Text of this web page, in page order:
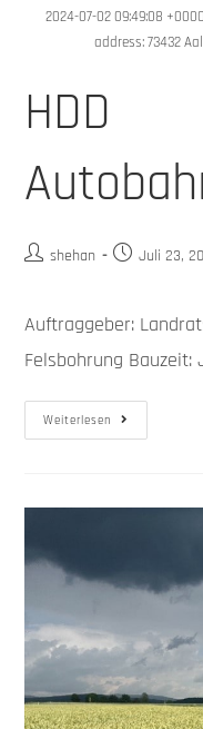
2024-07-02 09:49:08
address: 73432
HDD
shehan Juli 23,
Auftraggeber:
Felsbohrung Bauzeit:
Weiterlesen